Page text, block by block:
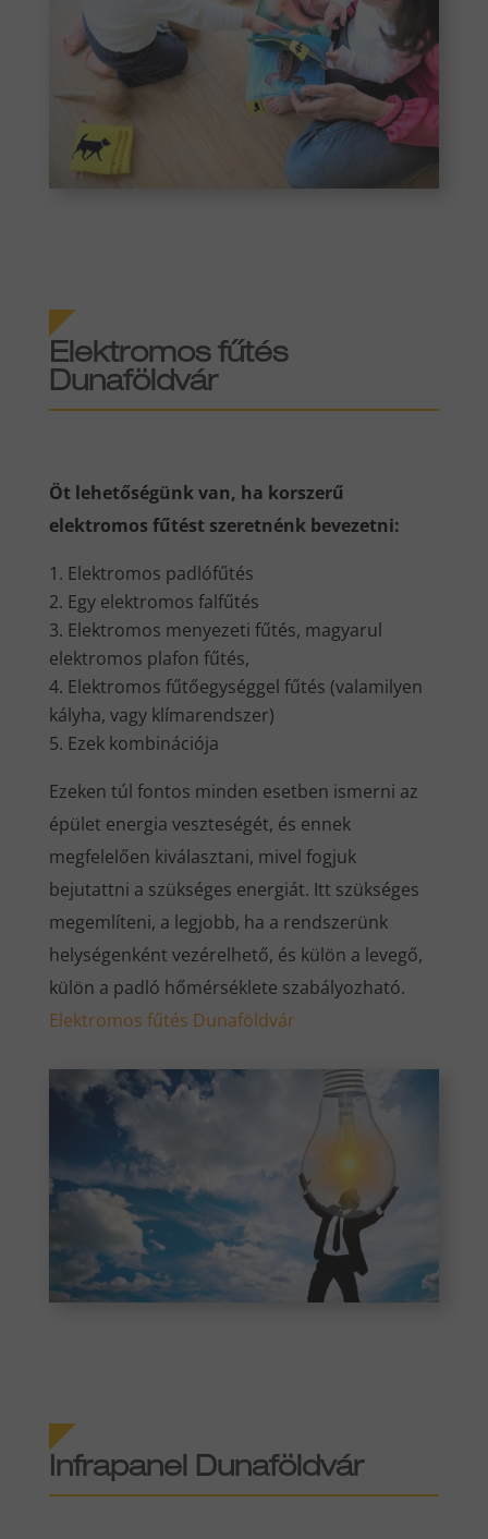
Elektromos fűtés
Dunaföldvár
Öt lehetőségünk van, ha korszerű
elektromos fűtést szeretnénk bevezetni:
Elektromos padlófűtés
Egy elektromos falfűtés
Elektromos menyezeti fűtés, magyarul
elektromos plafon fűtés,
Elektromos fűtőegységgel fűtés (valamilyen
kályha, vagy klímarendszer)
Ezek kombinációja
Ezeken túl fontos minden esetben ismerni az
épület energia veszteségét, és ennek
megfelelően kiválasztani, mivel fogjuk
bejutattni a szükséges energiát. Itt szükséges
megemlíteni, a legjobb, ha a rendszerünk
helységenként vezérelhető, és külön a levegő,
külön a padló hőmérséklete szabályozható.
Elektromos fűtés Dunaföldvár
Infrapanel Dunaföldvár